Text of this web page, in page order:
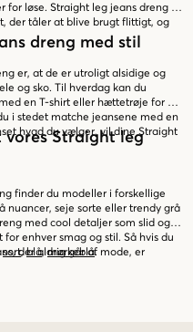
for løse. Straight leg jeans dreng er
der tåler at blive brugt flittigt, og
dreng med stil
er, at de er utroligt alsidige og
og sko. Til hverdag kan du
en T-shirt eller hættetrøje for et
i stedet matche jeansene med en
hvad du vælger, vil dine Straight
Straight leg
finder du modeller i forskellige
nuancer, seje sorte eller trendy grå
med cool detaljer som slid og
enhver smag og stil. Så hvis du
der aldrig går af mode, er
indenfor, og opdag vores
sort,blå,mørkeblå.